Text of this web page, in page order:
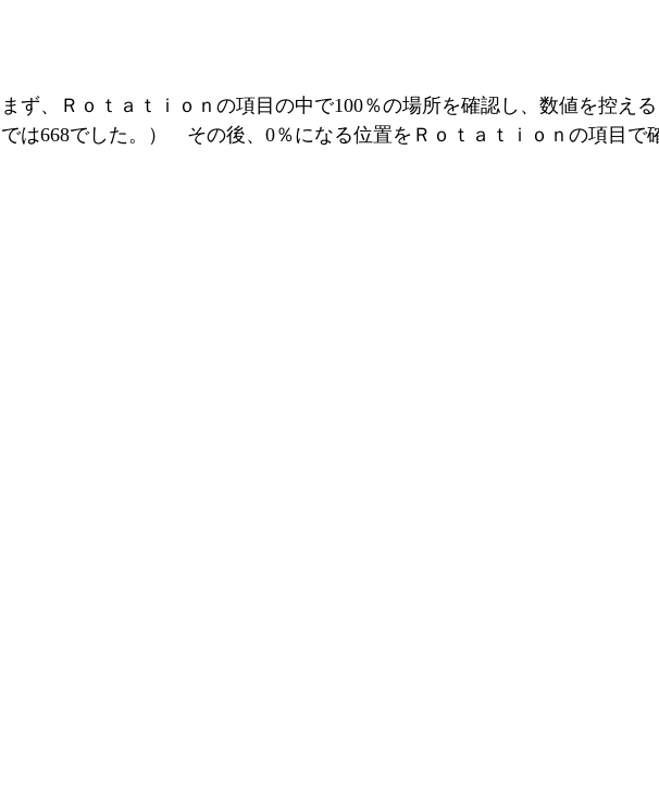
まず、Ｒｏｔａｔｉｏｎの項目の中で100％の場所を確認し、数値を控え
では668でした。）　その後、0％になる位置をＲｏｔａｔｉｏｎの項目で